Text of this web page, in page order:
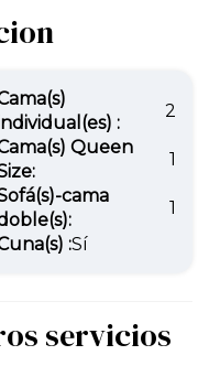
:
2
Queen
1
cama
1
:Sí
servicios